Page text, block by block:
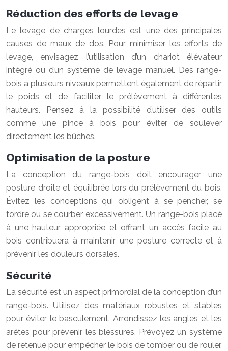
Réduction des efforts de levage
Le levage de charges lourdes est une des principales
causes de maux de dos. Pour minimiser les efforts de
levage, envisagez l’utilisation d’un chariot élévateur
intégré ou d’un système de levage manuel. Des range-
bois à plusieurs niveaux permettent également de répartir
le poids et de faciliter le prélèvement à différentes
hauteurs. Pensez à la possibilité d’utiliser des outils
comme une pince à bois pour éviter de soulever
directement les bûches.
Optimisation de la posture
La conception du range-bois doit encourager une
posture droite et équilibrée lors du prélèvement du bois.
Évitez les conceptions qui obligent à se pencher, se
tordre ou se courber excessivement. Un range-bois placé
à une hauteur appropriée et offrant un accès facile au
bois contribuera à maintenir une posture correcte et à
prévenir les douleurs dorsales.
Sécurité
La sécurité est un aspect primordial de la conception d’un
range-bois. Utilisez des matériaux robustes et stables
pour éviter le basculement. Arrondissez les angles et les
arêtes pour prévenir les blessures. Prévoyez un système
de retenue pour empêcher le bois de tomber ou de rouler.